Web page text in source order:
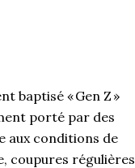
baptisé « Gen Z »
porté par des
aux conditions de
coupures régulières